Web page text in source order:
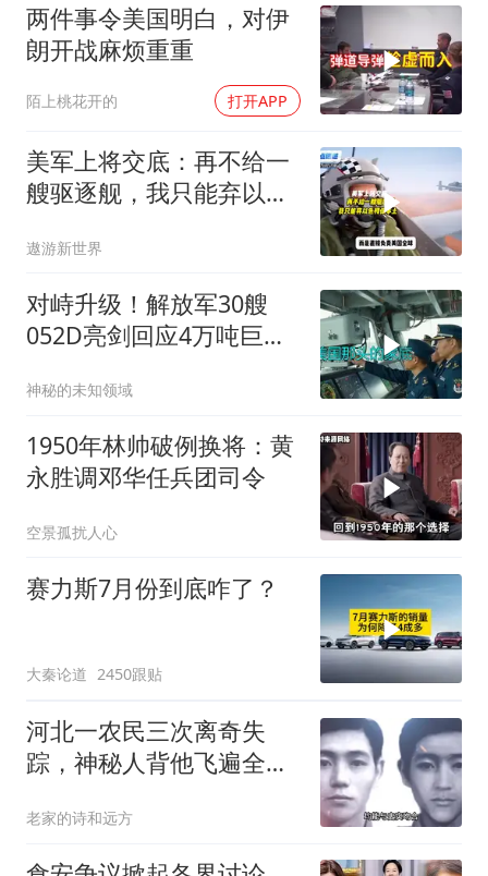
两件事令美国明白，对伊
朗开战麻烦重重
陌上桃花开的 打开APP
美军上将交底：再不给一
艘驱逐舰，我只能弃以色
遨游新世界
对峙升级！解放军30艘
052D亮剑回应4万吨巨舰
神秘的未知领域
1950年林帅破例换将：黄
永胜调邓华任兵团司令
空景孤扰人心
赛力斯7月份到底咋了？
大秦论道 2450跟贴
河北一农民三次离奇失
踪，神秘人背他飞遍全中
老家的诗和远方